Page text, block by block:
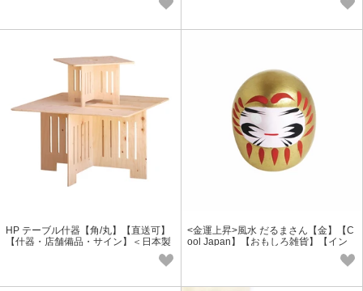
HP テーブル什器【角/丸】【直送可】
【什器・店舗備品・サイン】＜日本製
<金運上昇>風水 だるまさん【金】【C
ool Japan】【おもしろ雑貨】【イン